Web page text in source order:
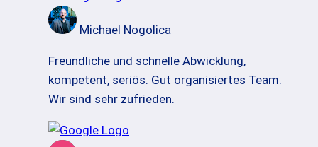
Michael Nogolica
Freundliche und schnelle Abwicklung,
kompetent, seriös. Gut organisiertes Team.
Wir sind sehr zufrieden.